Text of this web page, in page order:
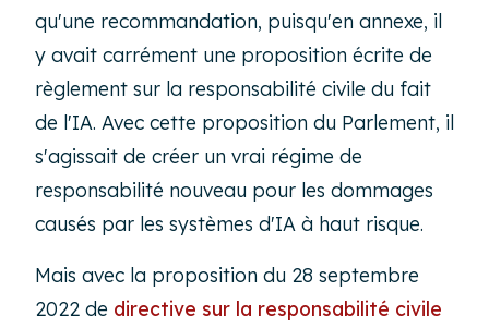
qu'une recommandation, puisqu'en annexe, il
y avait carrément une proposition écrite de
règlement sur la responsabilité civile du fait
de l'IA. Avec cette proposition du Parlement, il
s'agissait de créer un vrai régime de
responsabilité nouveau pour les dommages
causés par les systèmes d'IA à haut risque.
Mais avec la proposition du 28 septembre
2022 de directive sur la responsabilité civile